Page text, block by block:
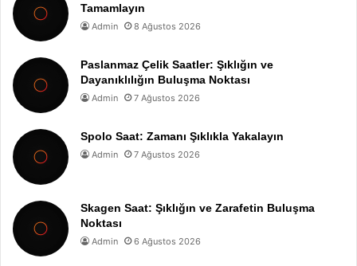
Tamamlayın
Admin 8 Ağustos 2026
Paslanmaz Çelik Saatler: Şıklığın ve
Dayanıklılığın Buluşma Noktası
Admin 7 Ağustos 2026
Spolo Saat: Zamanı Şıklıkla Yakalayın
Admin 7 Ağustos 2026
Skagen Saat: Şıklığın ve Zarafetin Buluşma
Noktası
Admin 6 Ağustos 2026